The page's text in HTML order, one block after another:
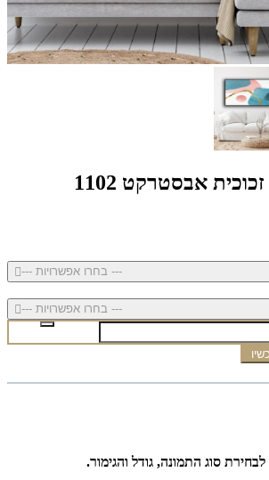
אבסטרקט 1102
--- בחרו אפשרויות ---
--- בחרו אפשרויות ---
סוג התמונה, גודל והגימור.